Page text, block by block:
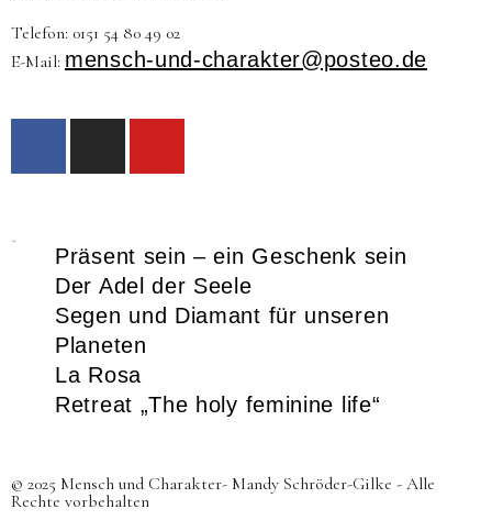
Telefon: 0151 54 80 49 02
E-Mail: mensch-und-charakter@posteo.de
Präsent sein – ein Geschenk sein
Der Adel der Seele
Segen und Diamant für unseren
Planeten
La Rosa
Retreat „The holy feminine life“
© 2025 Mensch und Charakter- Mandy Schröder-Gilke - Alle
Rechte vorbehalten